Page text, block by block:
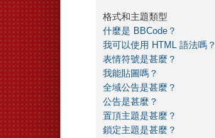
格式和主題類型
什麼是 BBCode？
我可以使用 HTML 語法嗎？
表情符號是甚麼？
我能貼圖嗎？
全域公告是甚麼？
公告是甚麼？
置頂主題是甚麼？
鎖定主題是甚麼？